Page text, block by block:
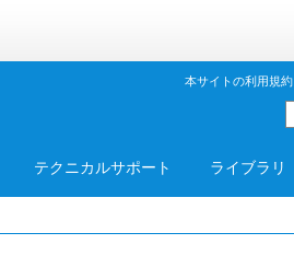
本サイトの利用規約
テクニカルサポート ライブラリ